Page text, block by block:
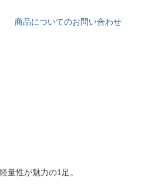
商品についてのお問い合わせ
量性が魅力の1足。